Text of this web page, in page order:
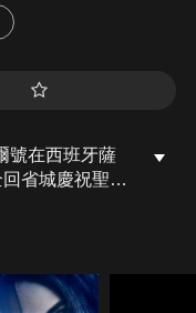
號在西班牙薩
省城慶祝聖誕
密和罪過，發